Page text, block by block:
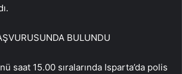
BULUNDU
saat 15.00 sıralarında Isparta’da polis